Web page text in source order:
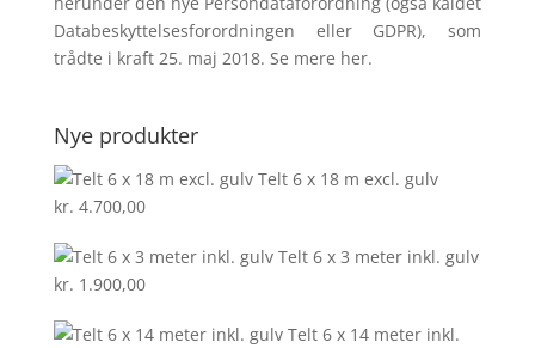
Databeskyttelsesforord­ningen eller GDPR), som
trådte i kraft 25. maj 2018. Se mere her.
Nye produkter
Telt 6 x 18 m excl. gulv
kr. 4.700,00
Telt 6 x 3 meter inkl. gulv
kr. 1.900,00
Telt 6 x 14 meter inkl.